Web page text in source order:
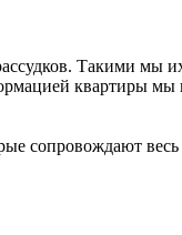
Такими мы
квартиры мы
сопровождают